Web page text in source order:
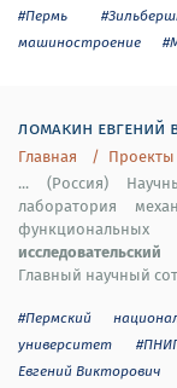
#Пермь
машиностроение
ломакин евгений
Главная
Проекты
... (Россия)
лаборатория
функциональных
Главный научный
#Пермский
университет
Евгений Викторович